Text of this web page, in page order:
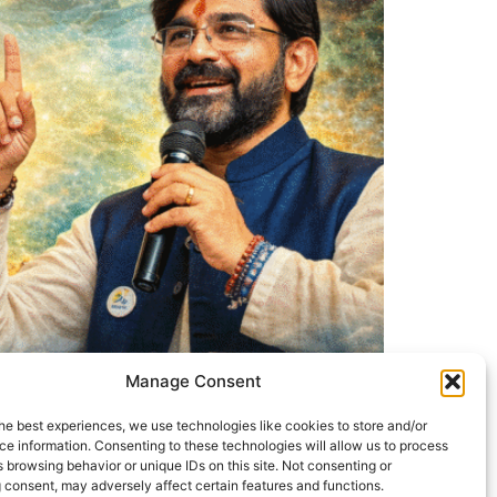
Manage Consent
best experiences, we use technologies like cookies to store and/or
information. Consenting to these technologies will allow us to process
browsing behavior or unique IDs on this site. Not consenting or
may adversely affect certain features and functions.
ध्यान योग आयोजन उज्जैन: अंतरराष्ट्रीय ध्यान दिवस (21
योग कार्यक्रम […]